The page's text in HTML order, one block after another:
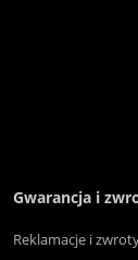
Gwarancja i
Reklamacje i